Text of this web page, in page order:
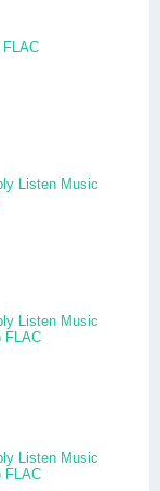
FLAC
Listen Music
Listen Music
FLAC
Listen Music
FLAC